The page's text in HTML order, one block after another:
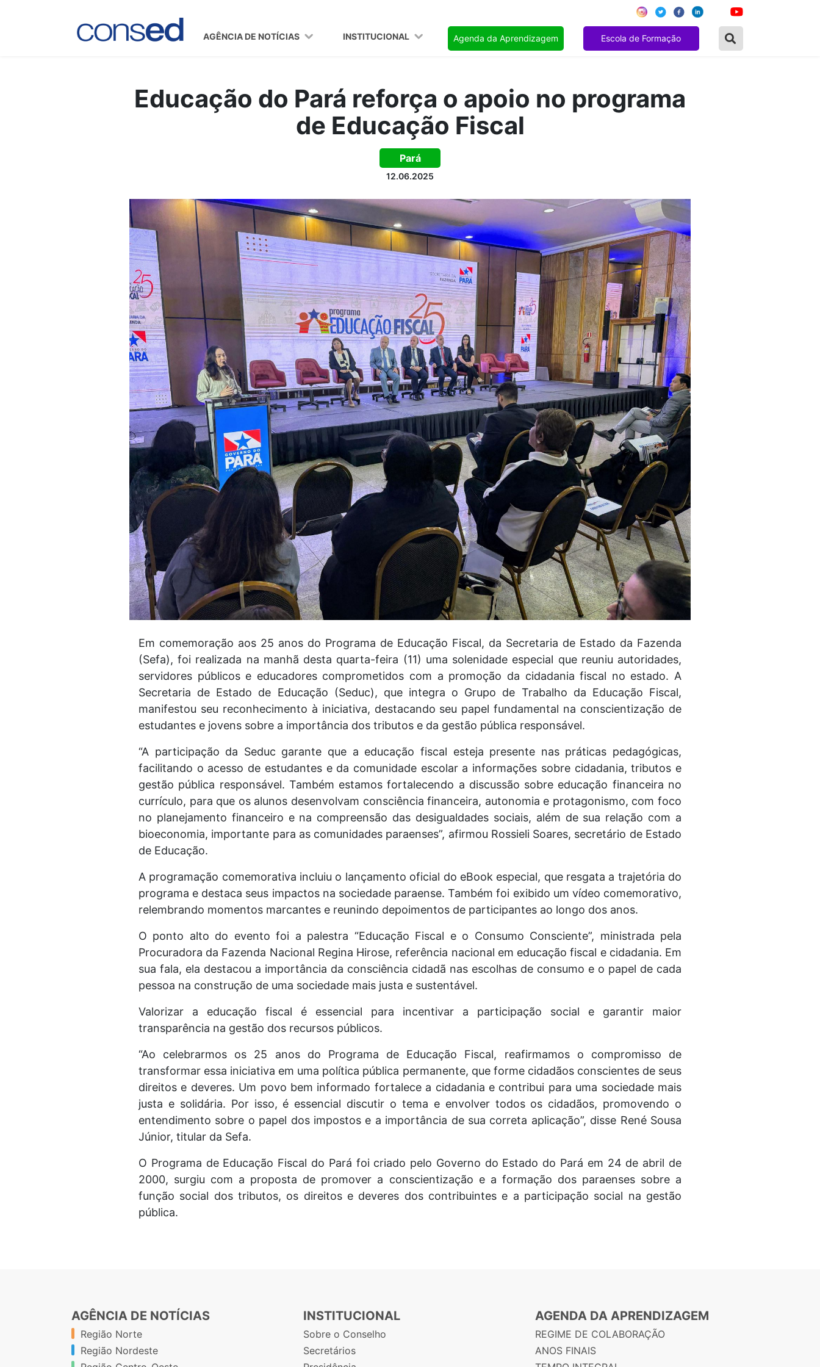
AGÊNCIA DE NOTÍCIAS INSTITUCIONAL Agenda da Aprendizagem Escola de Formação
Educação do Pará reforça o apoio no programa
de Educação Fiscal
Pará
12.06.2025
Em comemoração aos 25 anos do Programa de Educação Fiscal, da Secretaria de Estado da Fazenda
(Sefa), foi realizada na manhã desta quarta-feira (11) uma solenidade especial que reuniu autoridades,
servidores públicos e educadores comprometidos com a promoção da cidadania fiscal no estado. A
Secretaria de Estado de Educação (Seduc), que integra o Grupo de Trabalho da Educação Fiscal,
manifestou seu reconhecimento à iniciativa, destacando seu papel fundamental na conscientização de
estudantes e jovens sobre a importância dos tributos e da gestão pública responsável.
“A participação da Seduc garante que a educação fiscal esteja presente nas práticas pedagógicas,
facilitando o acesso de estudantes e da comunidade escolar a informações sobre cidadania, tributos e
gestão pública responsável. Também estamos fortalecendo a discussão sobre educação financeira no
currículo, para que os alunos desenvolvam consciência financeira, autonomia e protagonismo, com foco
no planejamento financeiro e na compreensão das desigualdades sociais, além de sua relação com a
bioeconomia, importante para as comunidades paraenses”, afirmou Rossieli Soares, secretário de Estado
de Educação.
A programação comemorativa incluiu o lançamento oficial do eBook especial, que resgata a trajetória do
programa e destaca seus impactos na sociedade paraense. Também foi exibido um vídeo comemorativo,
relembrando momentos marcantes e reunindo depoimentos de participantes ao longo dos anos.
O ponto alto do evento foi a palestra “Educação Fiscal e o Consumo Consciente”, ministrada pela
Procuradora da Fazenda Nacional Regina Hirose, referência nacional em educação fiscal e cidadania. Em
sua fala, ela destacou a importância da consciência cidadã nas escolhas de consumo e o papel de cada
pessoa na construção de uma sociedade mais justa e sustentável.
Valorizar a educação fiscal é essencial para incentivar a participação social e garantir maior
transparência na gestão dos recursos públicos.
“Ao celebrarmos os 25 anos do Programa de Educação Fiscal, reafirmamos o compromisso de
transformar essa iniciativa em uma política pública permanente, que forme cidadãos conscientes de seus
direitos e deveres. Um povo bem informado fortalece a cidadania e contribui para uma sociedade mais
justa e solidária. Por isso, é essencial discutir o tema e envolver todos os cidadãos, promovendo o
entendimento sobre o papel dos impostos e a importância de sua correta aplicação”, disse René Sousa
Júnior, titular da Sefa.
O Programa de Educação Fiscal do Pará foi criado pelo Governo do Estado do Pará em 24 de abril de
2000, surgiu com a proposta de promover a conscientização e a formação dos paraenses sobre a
função social dos tributos, os direitos e deveres dos contribuintes e a participação social na gestão
pública.
AGÊNCIA DE NOTÍCIAS
Região Norte
Região Nordeste
INSTITUCIONAL
Sobre o Conselho
Secretários
AGENDA DA APRENDIZAGEM
REGIME DE COLABORAÇÃO
ANOS FINAIS